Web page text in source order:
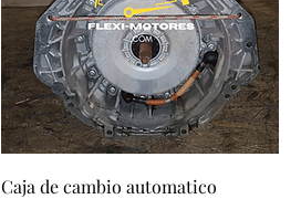
Caja de cambio automatico